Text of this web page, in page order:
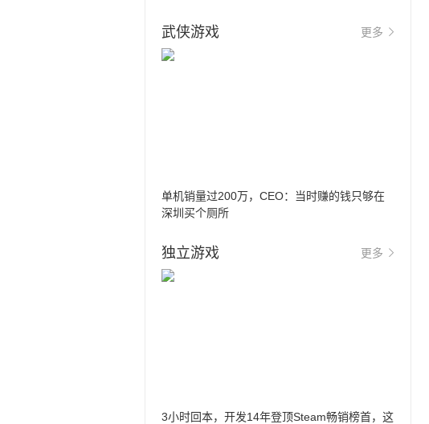
武侠游戏 更多
单机销量过200万，CEO：当时赚的钱只够在
深圳买个厕所
独立游戏 更多
3小时回本，开发14年登顶Steam畅销榜首，这